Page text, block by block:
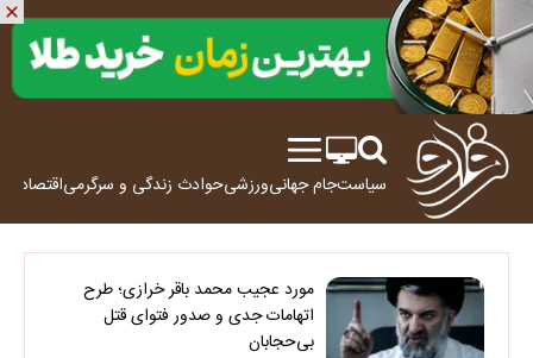
سیاستجام جهانیورزشیحوادث زندگی و سرگرمیاقتصاد
مورد عجیب محمد باقر خرازی؛ طرح
اتهامات جدی و صدور فتوای قتل
بی‌حجابان